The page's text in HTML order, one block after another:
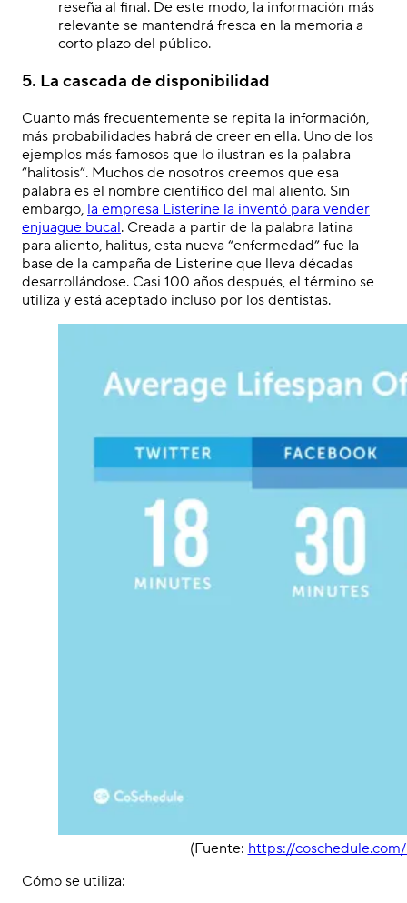
reseña al final. De este modo, la información más
relevante se mantendrá fresca en la memoria a
corto plazo del público.
5. La cascada de disponibilidad
Cuanto más frecuentemente se repita la información,
más probabilidades habrá de creer en ella. Uno de los
ejemplos más famosos que lo ilustran es la palabra
“halitosis”. Muchos de nosotros creemos que esa
palabra es el nombre científico del mal aliento. Sin
embargo, la empresa Listerine la inventó para vender
enjuague bucal. Creada a partir de la palabra latina
para aliento, halitus, esta nueva “enfermedad” fue la
base de la campaña de Listerine que lleva décadas
desarrollándose. Casi 100 años después, el término se
utiliza y está aceptado incluso por los dentistas.
(Fuente: https://
Cómo se utiliza: